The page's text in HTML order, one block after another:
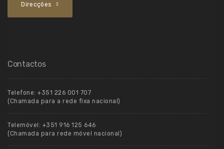
Direcções
Contactos
Telefone: +351 226 001 707
(Chamada para a rede fixa nacional)
Telemóvel: +351 916 125 646
(Chamada para rede móvel nacional)